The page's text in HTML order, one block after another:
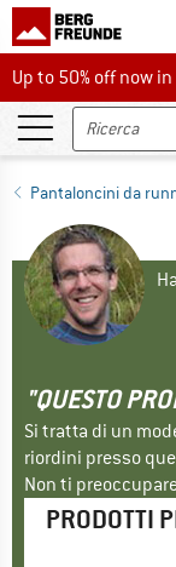
Up to 50% off now
Up to 50% off now
Pantaloncini da
"QUESTO
Si tratta di un
riordini presso
Non ti
PRODOTTI